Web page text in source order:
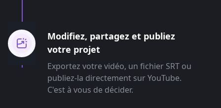
Modifiez, partagez et publiez
votre projet
Exportez votre vidéo, un fichier SRT ou
publiez-la directement sur YouTube.
C'est à vous de décider.